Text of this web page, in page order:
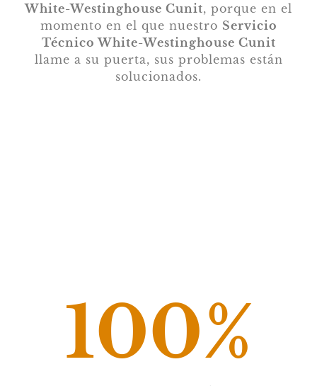
White-Westinghouse Cunit, porque en el
momento en el que nuestro Servicio
Técnico White-Westinghouse Cunit
llame a su puerta, sus problemas están
solucionados.
100%